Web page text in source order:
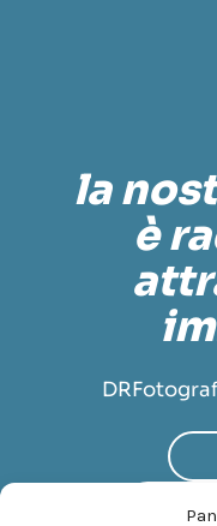
la
è